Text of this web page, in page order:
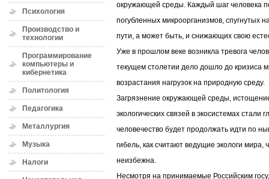
Психология
Производство и
технологии
Программирование
компьютеры и
кибернетика
Политология
Педагогика
Металлургия
Музыка
Налоги
окружающей среды. Каждый шаг человека
погубленных микроорганизмов,
пути, а может быть, и снижающих свою
Уже в прошлом веке возникла тревога
текущем столетии дело дошло до кризиса
возрастания нагрузок на природную среду.
Загрязнение окружающей среды,
экологических связей в экосистемах
человечество будет продолжать идти по
гибель, как считают ведущие экологи мира,
неизбежна.
Несмотря на принимаемые Российским